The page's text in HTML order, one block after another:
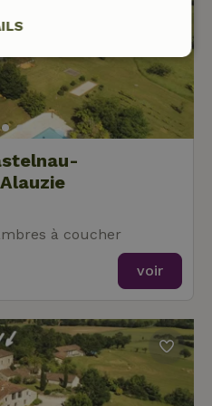
à coucher
voir
Ciblage
Ciblage
habilitent des
Web telles que la connexion
comptes. Le site Web ne
sans les cookies